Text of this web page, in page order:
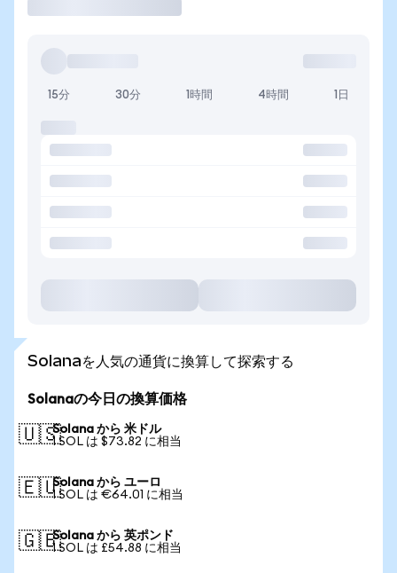
15分 30分 1時間 4時間 1日
Solanaを人気の通貨に換算して探索する
Solanaの今日の換算価格
🇺🇸Solana から 米ドル
1 SOL は $73.82 に相当
🇪🇺Solana から ユーロ
1 SOL は €64.01 に相当
🇬🇧Solana から 英ポンド
1 SOL は £54.88 に相当